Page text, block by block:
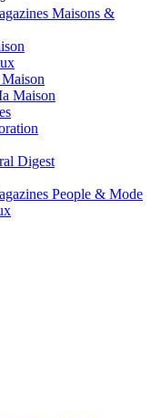
Maisons &
Maison
Digest
People & Mode